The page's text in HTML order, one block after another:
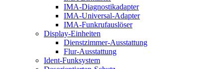
IMA-Diagnostikadapter
IMA-Universal-Adapter
IMA-Funkrufauslöser
Display-Einheiten
Dienstzimmer-Ausstattung
Flur-Ausstattung
Ident-Funksystem